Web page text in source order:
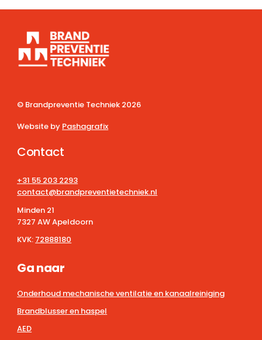
© Brandpreventie Techniek 2026
Website by Pashagrafix
Contact
+31 55 203 2293
contact@brandpreventietechniek.nl
Minden 21
7327 AW Apeldoorn
KVK: 72888180
Ga naar
Onderhoud mechanische ventilatie en kanaalreiniging
Brandblusser en haspel
AED